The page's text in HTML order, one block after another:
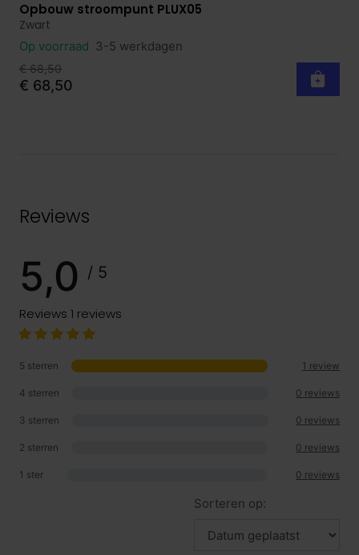
Bekijk product
Opbouw stroompunt PLUX05
Zwart
Op voorraad 3-5 werkdagen
€ 68,50
€ 68,50
Reviews
5,0 / 5
Reviews 1 reviews
5 sterren 1 review
4 sterren 0 reviews
3 sterren 0 reviews
2 sterren 0 reviews
1 ster 0 reviews
Sorteren op: